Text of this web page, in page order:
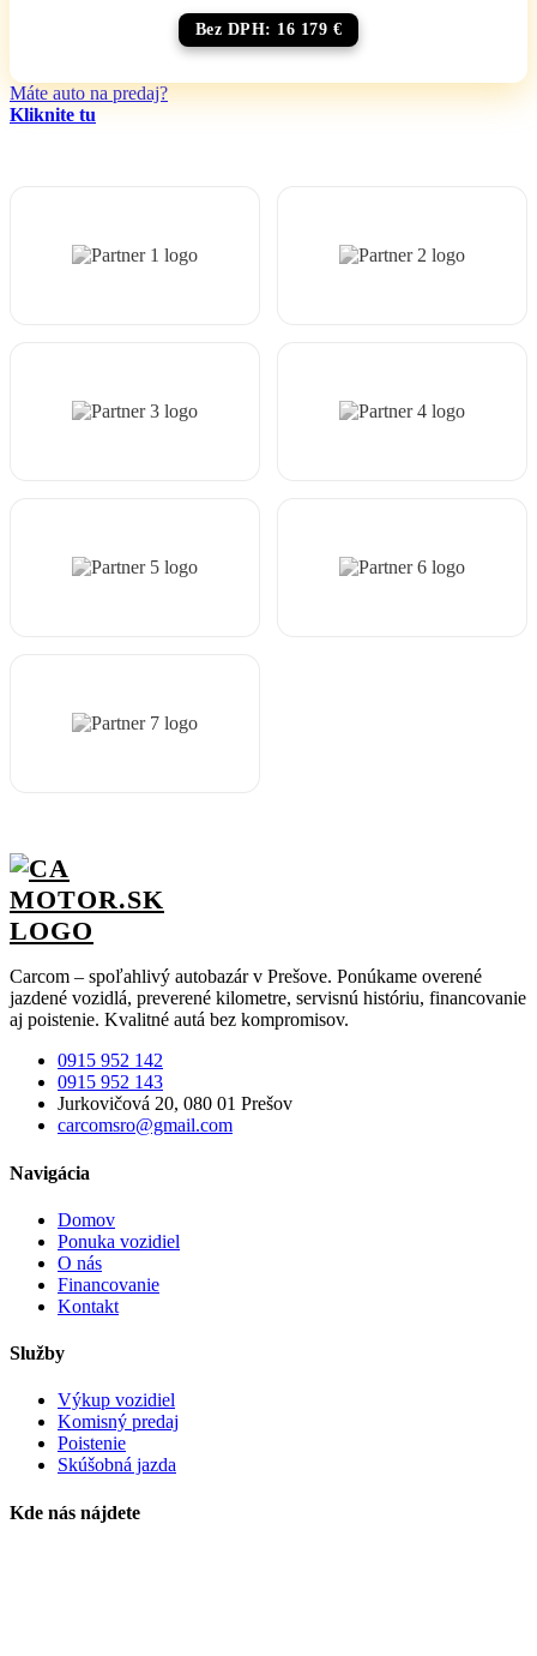
Bez DPH: 16 179 €
Máte auto na predaj?
Kliknite tu
Carcom – spoľahlivý autobazár v Prešove. Ponúkame overené
jazdené vozidlá, preverené kilometre, servisnú históriu, financovanie
aj poistenie. Kvalitné autá bez kompromisov.
0915 952 142
0915 952 143
Jurkovičová 20, 080 01 Prešov
carcomsro@gmail.com
Navigácia
Domov
Ponuka vozidiel
O nás
Financovanie
Kontakt
Služby
Výkup vozidiel
Komisný predaj
Poistenie
Skúšobná jazda
Kde nás nájdete